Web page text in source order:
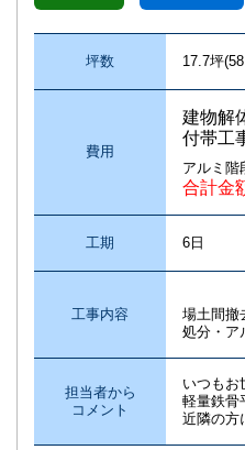
坪数 17.7坪
費用
建物解
付帯工
アルミ階
合計金
工期 6日
工事内容
場土間撤
処分・ア
担当者から
コメント
いつもお
軽量鉄骨
近隣の方